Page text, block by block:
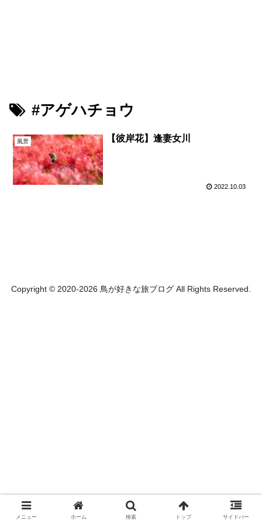
#アゲハチョウ
風景 【彼岸花】逢妻女川
2022.10.03
Copyright © 2020-2026 鳥が好きな旅ブログ All Rights Reserved.
メニュー ホーム 検索 トップ サイドバー